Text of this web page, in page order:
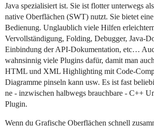
Java spezialisiert ist. Sie ist flotter unterwegs
native Oberflächen (SWT) nutzt. Sie bietet
Bedienung. Unglaublich viele Hilfen
Vervollständigung, Folding, Debugger, Java-
Einbindung der API-Dokumentation, etc…
wahnsinnig viele Plugins dafür, damit man
HTML und XML Highlighting mit Code-
Diagramme pinseln kann usw. Es ist fast
ne - inzwischen halbwegs brauchbare - C++
Plugin.
Wenn du Grafische Oberflächen schnell